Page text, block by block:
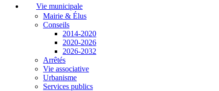
Vie municipale
Mairie & Élus
Conseils
2014-2020
2020-2026
2026-2032
Arrêtés
Vie associative
Urbanisme
Services publics